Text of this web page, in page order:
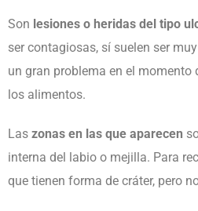
Son lesiones o heridas del tipo
ser contagiosas, sí suelen ser
un gran problema en el momento
los alimentos.
Las zonas en las que aparecen
interna del labio o mejilla. Para
que tienen forma de cráter, pero